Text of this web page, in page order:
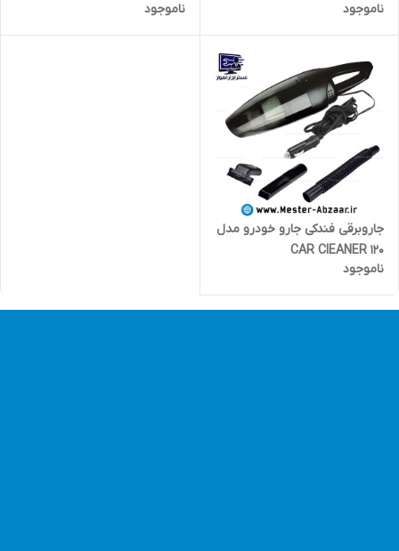
498
ناموجود
PRECISION LASER LEVEL
ناموجود
جاروبرقی فندکی جارو خودرو مدل
120 CAR ClEANER
ناموجود